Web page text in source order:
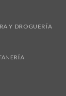
Y DROGUERÍA